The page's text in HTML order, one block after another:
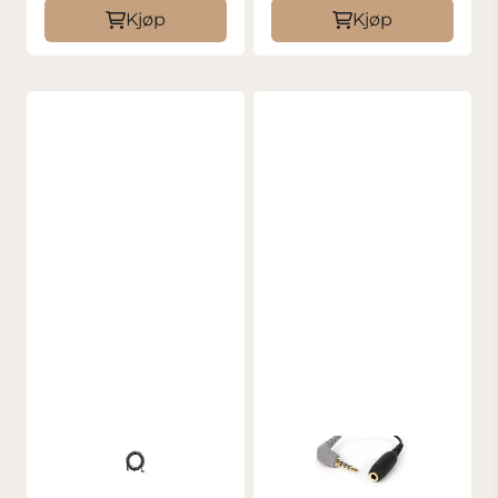
Kjøp Kjøp